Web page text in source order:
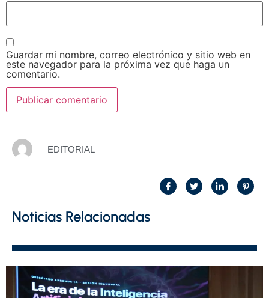
Guardar mi nombre, correo electrónico y sitio web en
este navegador para la próxima vez que haga un
comentario.
EDITORIAL
Noticias Relacionadas